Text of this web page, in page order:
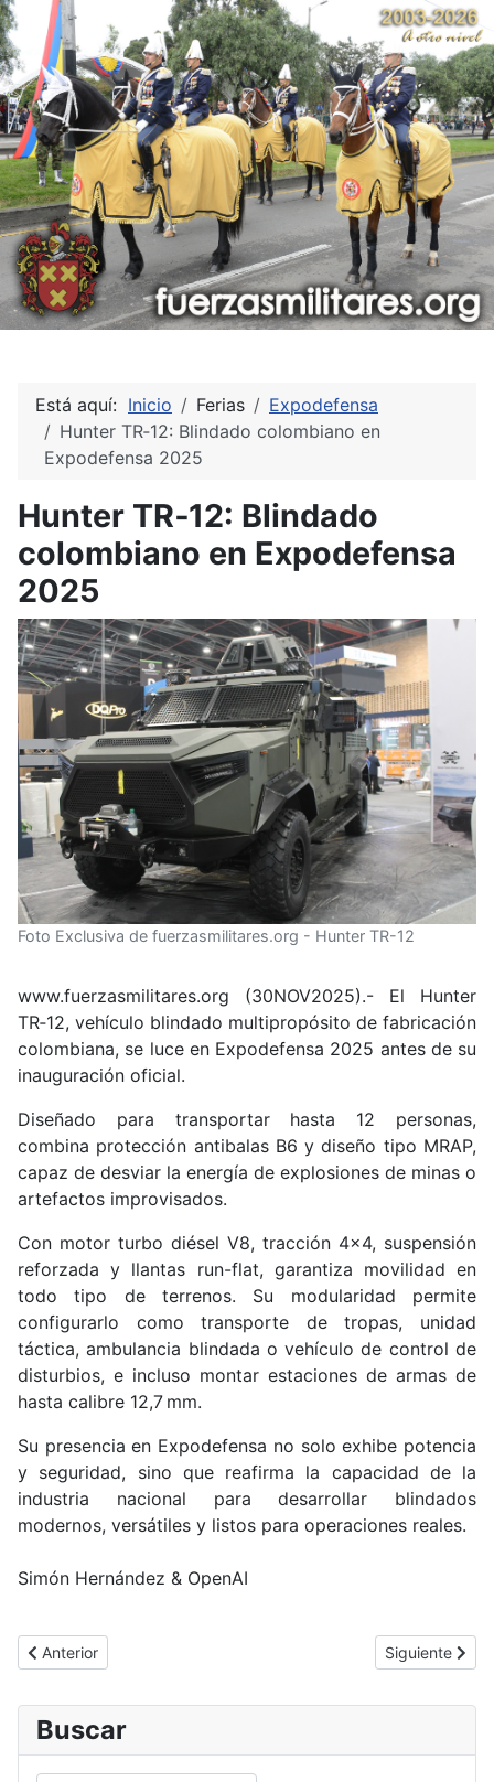
Está aquí: Inicio Ferias
Expodefensa
Hunter TR‑12: Blindado colombiano en
Expodefensa 2025
Hunter TR‑12: Blindado
colombiano en Expodefensa
2025
Foto Exclusiva de fuerzasmilitares.org - Hunter TR-12
www.fuerzasmilitares.org (30NOV2025).- El Hunter
TR‑12, vehículo blindado multipropósito de fabricación
colombiana, se luce en Expodefensa 2025 antes de su
inauguración oficial.
Diseñado para transportar hasta 12 personas,
combina protección antibalas B6 y diseño tipo MRAP,
capaz de desviar la energía de explosiones de minas o
artefactos improvisados.
Con motor turbo diésel V8, tracción 4×4, suspensión
reforzada y llantas run-flat, garantiza movilidad en
todo tipo de terrenos. Su modularidad permite
configurarlo como transporte de tropas, unidad
táctica, ambulancia blindada o vehículo de control de
disturbios, e incluso montar estaciones de armas de
hasta calibre 12,7 mm.
Su presencia en Expodefensa no solo exhibe potencia
y seguridad, sino que reafirma la capacidad de la
industria nacional para desarrollar blindados
modernos, versátiles y listos para operaciones reales.
Simón Hernández & OpenAI
Artículo anterior: Reino Unido debuta con pabellón país en
Anterior Artículo
Siguiente
Buscar